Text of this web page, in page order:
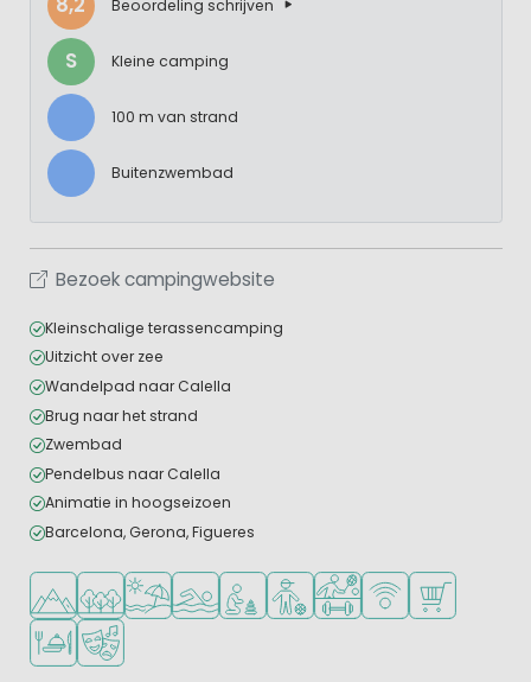
Beoordeling schrijven
S Kleine camping
100 m van strand
Buitenzwembad
Bezoek campingwebsite
Kleinschalige terassencamping
Uitzicht over zee
Wandelpad naar Calella
Brug naar het strand
Zwembad
Pendelbus naar Calella
Animatie in hoogseizoen
Barcelona, Gerona, Figueres
Ligt in de heuvels/bergen
Ligt in een bosrijke omgeving
Ligt bij strand en zee
Openlucht zwembad
Aanbevolen voor jonge kinderen
Aanbevolen voor tieners
Veel mogelijkheden om
WiFi beschikbaar
Restaurant of pizzeria
Animatieprogramma